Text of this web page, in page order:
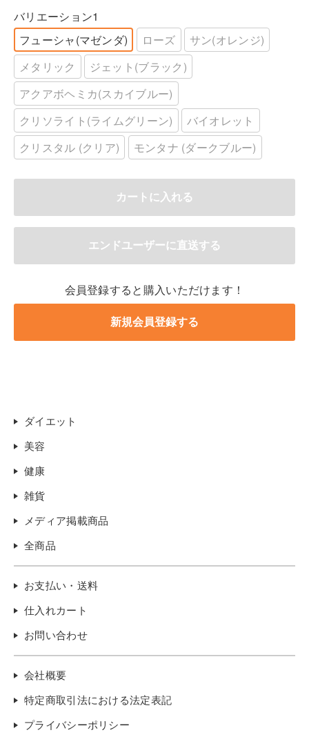
バリエーション1
フューシャ(マゼンダ)
ローズ
サン(オレンジ)
メタリック
ジェット(ブラック)
アクアボヘミカ(スカイブルー)
クリソライト(ライムグリーン)
バイオレット
クリスタル (クリア)
モンタナ (ダークブルー)
会員登録すると購入いただけます！
ダイエット
美容
健康
雑貨
メディア掲載商品
全商品
お支払い・送料
仕入れカート
お問い合わせ
会社概要
特定商取引法における法定表記
プライバシーポリシー